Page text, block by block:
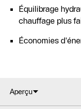
Équilibrage
chauffage plus
Économies
Aperçu